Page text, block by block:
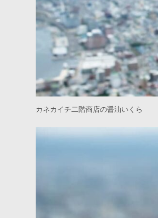
カネカイチ二階商店の醤油いくら